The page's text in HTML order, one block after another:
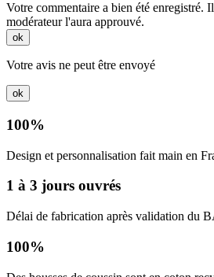
Votre commentaire a bien été enregistré.
modérateur l'aura approuvé.
ok
Votre avis ne peut être envoyé
ok
100%
Design et personnalisation fait main en
1 à 3 jours ouvrés
Délai de fabrication après validation du
100%